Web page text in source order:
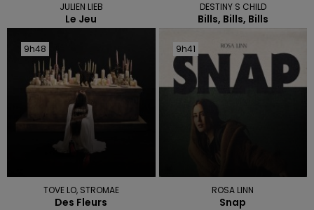
JULIEN LIEB
Le Jeu
DESTINY S CHILD
Bills, Bills, Bills
9h48
9h48
TOVE LO, STROMAE
Des Fleurs
9h41
9h41
ROSA LINN
Snap